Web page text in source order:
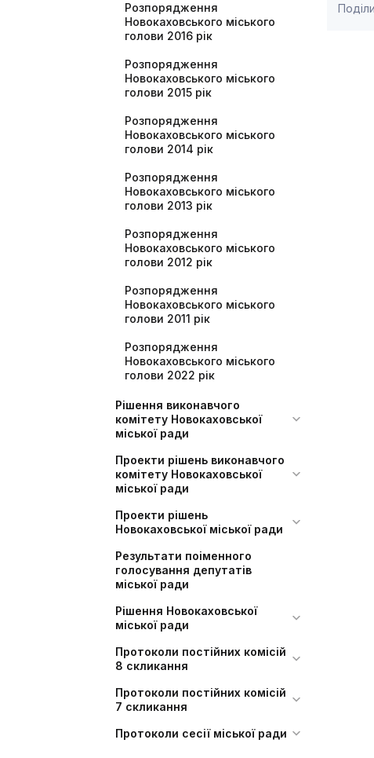
Розпорядження
Новокаховського міського
голови 2016 рік
Розпорядження
Новокаховського міського
голови 2015 рік
Розпорядження
Новокаховського міського
голови 2014 рік
Розпорядження
Новокаховського міського
голови 2013 рік
Розпорядження
Новокаховського міського
голови 2012 рік
Розпорядження
Новокаховського міського
голови 2011 рік
Розпорядження
Новокаховського міського
голови 2022 рік
Рішення виконавчого
комітету Новокаховської
міської ради
Проекти рішень виконавчого
комітету Новокаховської
міської ради
Проекти рішень
Новокаховської міської ради
Результати поіменного
голосування депутатів
міської ради
Рішення Новокаховської
міської ради
Протоколи постійних комісій
8 скликання
Протоколи постійних комісій
7 скликання
Протоколи сесії міської ради